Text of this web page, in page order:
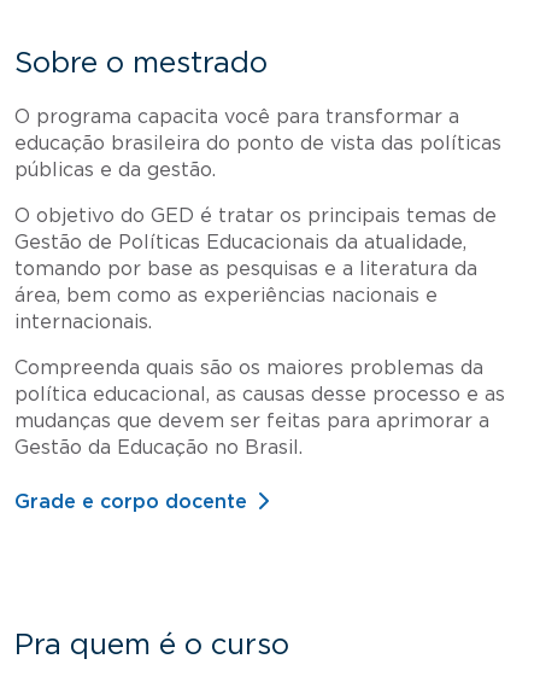
Sobre o mestrado
O programa capacita você para transformar a
educação brasileira do ponto de vista das políticas
públicas e da gestão.
O objetivo do GED é tratar os principais temas de
Gestão de Políticas Educacionais da atualidade,
tomando por base as pesquisas e a literatura da
área, bem como as experiências nacionais e
internacionais.
Compreenda quais são os maiores problemas da
política educacional, as causas desse processo e as
mudanças que devem ser feitas para aprimorar a
Gestão da Educação no Brasil.
Grade e corpo docente
Pra quem é o curso